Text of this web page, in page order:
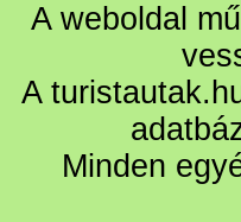
A weboldal
A
Minden